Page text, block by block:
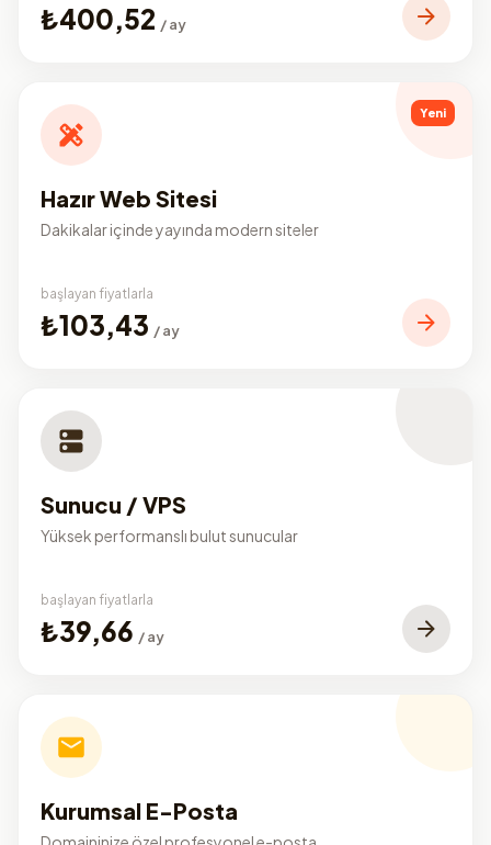
₺400,52 / ay
Yeni
Hazır Web Sitesi
Dakikalar içinde yayında modern siteler
başlayan fiyatlarla
₺103,43 / ay
Sunucu / VPS
Yüksek performanslı bulut sunucular
başlayan fiyatlarla
₺39,66 / ay
Kurumsal E-Posta